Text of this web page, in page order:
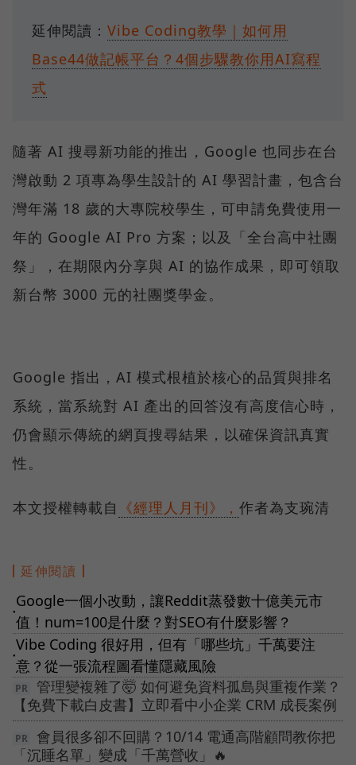
延伸閱讀： Vibe Coding教學｜如何用
Base44做記帳平台？4個步驟教你用AI寫程
式
隨著 AI 搜尋新功能的推出，Google 也同步在台
灣啟動 2 項專為學生設計的 AI 學習計畫，包含台
灣年滿 18 歲的大專院校學生，可申請免費使用一
年的 Google AI Pro 方案；以及「全台高中社團
祭」，在期限內分享與 AI 的協作成果，即可領取
新台幣 3000 元的社團獎學金。
Google 指出，AI 模式根植於核心的品質與排名
系統，當系統對 AI 產出的回答沒有高度信心時，
仍會顯示傳統的網頁搜尋結果，以確保資訊真實
性。
本文授權轉載自 《經理人月刊》， 作者為支琬清
延伸閱讀
●
Google一個小改動，讓Reddit蒸發數十億美元市
值！num=100是什麼？對SEO有什麼影響？
●
Vibe Coding 很好用，但有「哪些坑」千萬要注
意？從一張流程圖看懂隱藏風險
管理變複雜了🤯 如何避免資料孤島與重複作業？
【免費下載白皮書】立即看中小企業 CRM 成長案例
會員很多卻不回購？10/14 電通高階顧問教你把
「沉睡名單」變成「千萬營收」🔥